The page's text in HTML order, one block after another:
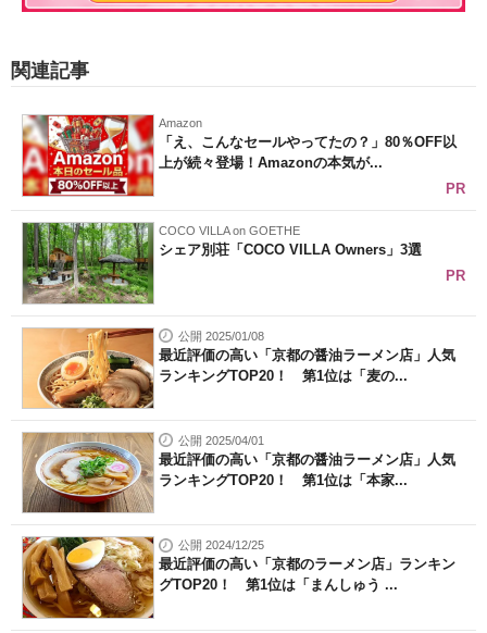
関連記事
Amazon
「え、こんなセールやってたの？」80％OFF以
上が続々登場！Amazonの本気が...
PR
COCO VILLA on GOETHE
シェア別荘「COCO VILLA Owners」3選
PR
公開 2025/01/08
最近評価の高い「京都の醤油ラーメン店」人気
ランキングTOP20！ 第1位は「麦の...
公開 2025/04/01
最近評価の高い「京都の醤油ラーメン店」人気
ランキングTOP20！ 第1位は「本家...
公開 2024/12/25
最近評価の高い「京都のラーメン店」ランキン
グTOP20！ 第1位は「まんしゅう ...